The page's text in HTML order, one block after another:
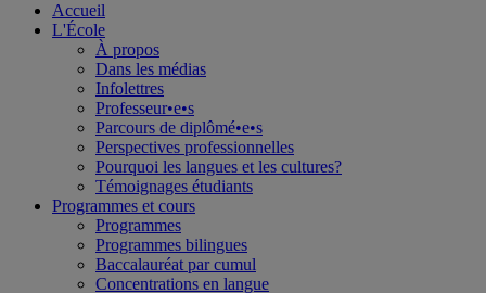
Accueil
L'École
À propos
Dans les médias
Infolettres
Professeur•e•s
Parcours de diplômé•e•s
Perspectives professionnelles
Pourquoi les langues et les cultures?
Témoignages étudiants
Programmes et cours
Programmes
Programmes bilingues
Baccalauréat par cumul
Concentrations en langue